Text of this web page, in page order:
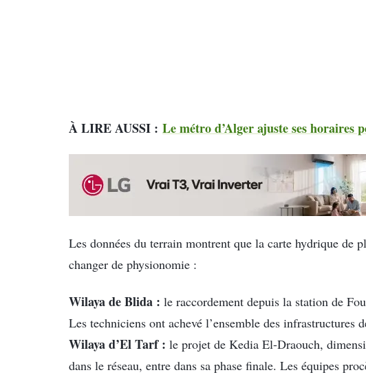
À LIRE AUSSI : Le métro d’Alger ajuste ses horaires
Les données du terrain montrent que la carte hydrique de
changer de physionomie :
Wilaya de Blida : le raccordement depuis la station de
Les techniciens ont achevé l’ensemble des infrastructures
Wilaya d’El Tarf : le projet de Kedia El-Draouch,
dans le réseau, entre dans sa phase finale. Les équipes